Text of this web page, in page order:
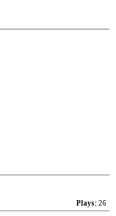
Plays: 26